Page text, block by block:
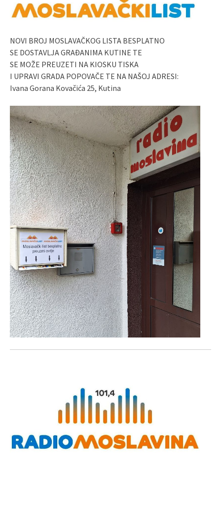
NOVI BROJ MOSLAVAČKOG LISTA BESPLATNO
SE DOSTAVLJA GRAĐANIMA KUTINE TE
SE MOŽE PREUZETI NA KIOSKU TISKA
I UPRAVI GRADA POPOVAČE TE NA NAŠOJ ADRESI:
Ivana Gorana Kovačića 25, Kutina